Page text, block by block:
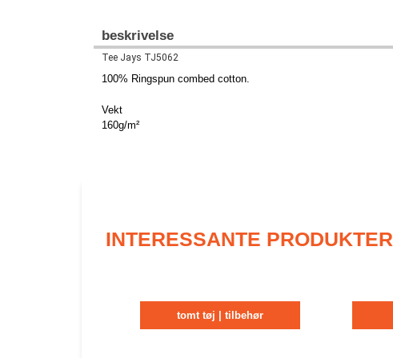
beskrivelse
Tee Jays TJ5062
100% Ringspun combed cotton.
Vekt
160g/m²
INTERESSANTE PRODUKTER
tomt tøj | tilbehør